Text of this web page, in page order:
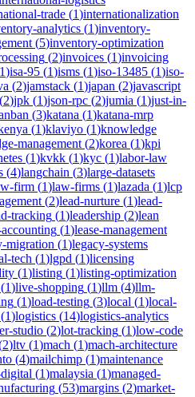
trade (1)internationalization
analytics (1)inventory-
(5)inventory-optimization
(2)invoices (1)invoicing
1)isa-95 (1)isms (1)iso-13485 (1)iso-
(2)jamstack (1)japan (2)javascript
(2)jpk (1)json-rpc (2)jumia (1)just-in-
(3)katana (1)katana-mrp
(1)klaviyo (1)knowledge
management (2)korea (1)kpi
(1)kvkk (1)kyc (1)labor-law
(4)langchain (3)large-datasets
firm (1)law-firms (1)lazada (1)lcp
(2)lead-nurture (1)lead-
tracking (1)leadership (2)lean
accounting (1)lease-management
migration (1)legacy-systems
tech (1)lgpd (1)licensing
(1)listing (1)listing-optimization
(1)live-shopping (1)llm (4)llm-
(1)load-testing (3)local (1)local-
(1)logistics (14)logistics-analytics
studio (2)lot-tracking (1)low-code
2)ltv (1)mach (1)mach-architecture
(4)mailchimp (1)maintenance
(1)malaysia (1)managed-
(53)margins (2)market-